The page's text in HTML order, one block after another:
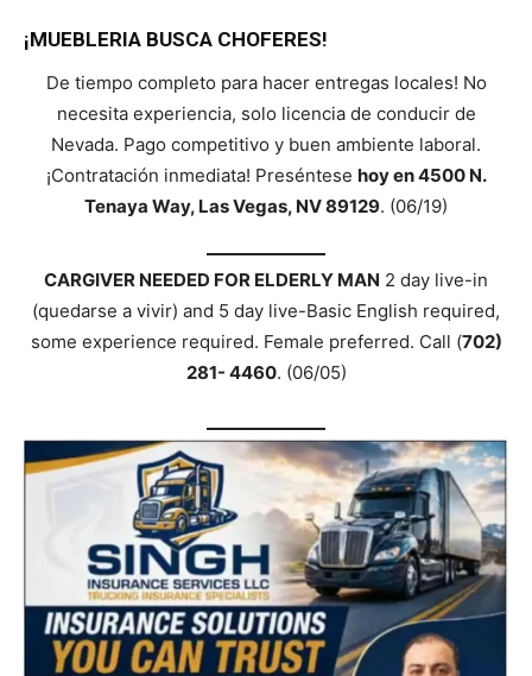
¡MUEBLERIA BUSCA CHOFERES!
De tiempo completo para hacer entregas locales! No
necesita experiencia, solo licencia de conducir de
Nevada. Pago competitivo y buen ambiente laboral.
¡Contratación inmediata! Preséntese hoy en 4500 N.
Tenaya Way, Las Vegas, NV 89129. (06/19)
CARGIVER NEEDED FOR ELDERLY MAN 2 day live-in
(quedarse a vivir) and 5 day live-Basic English required,
some experience required. Female preferred. Call (702)
281- 4460. (06/05)